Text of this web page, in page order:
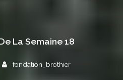
La Semaine 18
fondation_brothier